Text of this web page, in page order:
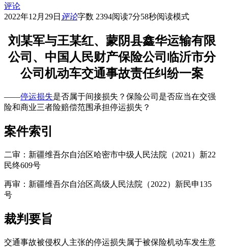
评论
2022年12月29日 评论字数 2394阅读7分58秒阅读模式
刘某军与王某红、蒙阴县鑫华运输有限
公司、中国人民财产保险公司临沂市分
公司机动车交通事故责任纠纷一案
——停运损失是否属于间接损失？保险公司是否应当在交强
险和商业三者险赔偿范围承担停运损失？
案件索引
二审：新疆维吾尔自治区哈密市中级人民法院（2021）新22
民终609号
再审：新疆维吾尔自治区高级人民法院（2022）新民申135
号
裁判要旨
交通事故被侵权人主张的停运损失属于被保险机动车发生意